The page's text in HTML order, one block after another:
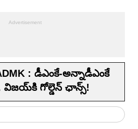
: డీఎంకే-అన్నాడీఎంకే
విజయ్‌కి గోల్డెన్ ఛాన్స్!